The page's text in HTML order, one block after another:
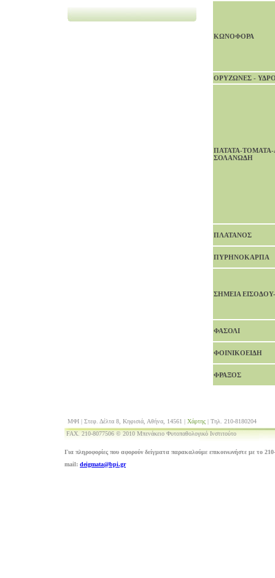
ΚΩΝΟΦΟΡΑ
ΟΡΥΖΩΝΕΣ -
ΠΑΤΑΤΑ-
ΣΟΛΑΝΩΔΗ
ΠΛΑΤΑΝΟΣ
ΠΥΡΗΝΟΚΑΡΠΑ
ΣΗΜΕΙΑ
ΦΑΣΟΛΙ
ΦΟΙΝΙΚΟΕΙΔΗ
ΦΡΑΞΟΣ
ΜΦΙ | Στεφ. Δέλτα 8, Κηφισιά, Αθήνα, 14561 | Χάρτης | Τηλ. 210-8180204
FAX. 210-8077506 © 2010 Μπενάκειο Φυτοπαθολογικό Ινστιτούτο
Για πληροφορίες που αφορούν δείγματα παρακαλούμε επικοινωνήστε με το
mail: deigmata@bpi.gr